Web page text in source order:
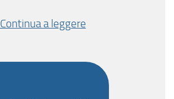
Continua a leggere